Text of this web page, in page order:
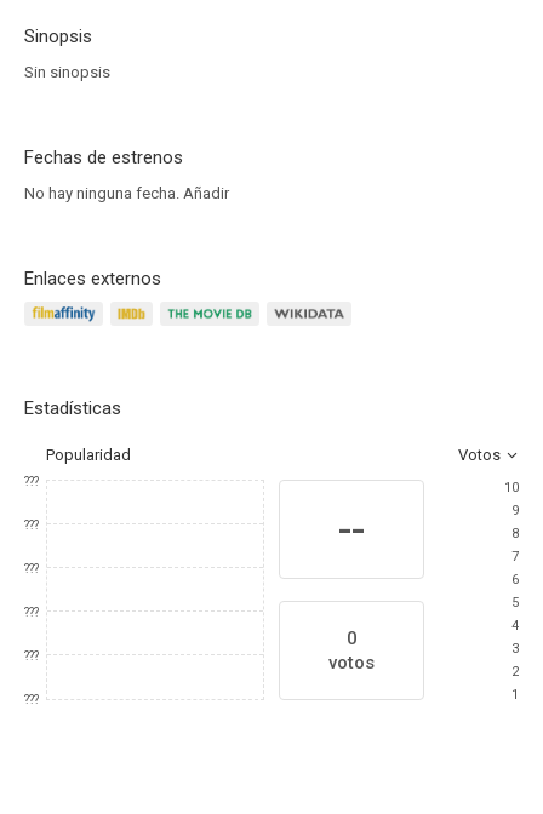
Sinopsis
Sin sinopsis
Fechas de estrenos
No hay ninguna fecha. Añadir
Enlaces externos
Estadísticas
Popularidad Votos
???
???
???
???
???
???
--
0
votos
10
9
8
7
6
5
4
3
2
1